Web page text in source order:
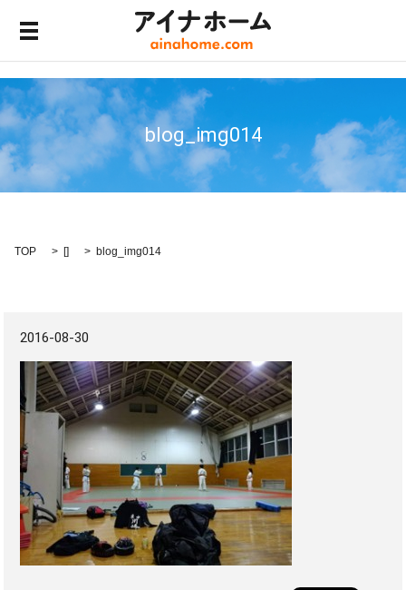
blog_img014
TOP [] blog_img014
2016-08-30